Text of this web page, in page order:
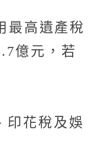
最高遺產稅
億元，若
印花稅及娛